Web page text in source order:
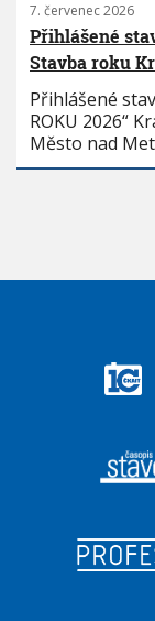
7. červenec 2026
Přihlášené
Stavba roku
Přihlášené
ROKU 2026“
Město nad